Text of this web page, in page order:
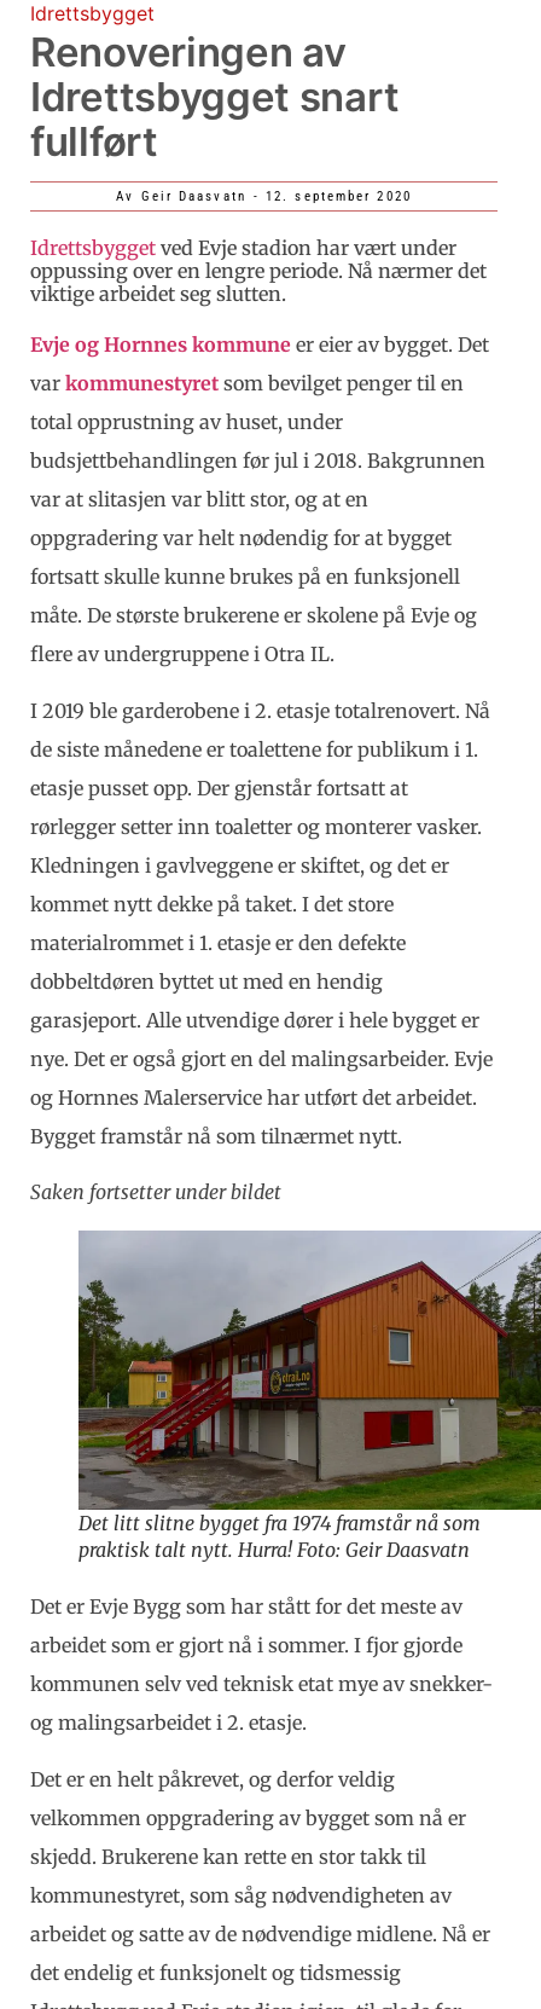
Idrettsbygget
Renoveringen av
Idrettsbygget snart
fullført
Av Geir Daasvatn -12. september 2020
Idrettsbygget ved Evje stadion har vært under
oppussing over en lengre periode. Nå nærmer det
viktige arbeidet seg slutten.
Evje og Hornnes kommune er eier av bygget. Det
var kommunestyret som bevilget penger til en
total opprustning av huset, under
budsjettbehandlingen før jul i 2018. Bakgrunnen
var at slitasjen var blitt stor, og at en
oppgradering var helt nødendig for at bygget
fortsatt skulle kunne brukes på en funksjonell
måte. De største brukerene er skolene på Evje og
flere av undergruppene i Otra IL.
I 2019 ble garderobene i 2. etasje totalrenovert. Nå
de siste månedene er toalettene for publikum i 1.
etasje pusset opp. Der gjenstår fortsatt at
rørlegger setter inn toaletter og monterer vasker.
Kledningen i gavlveggene er skiftet, og det er
kommet nytt dekke på taket. I det store
materialrommet i 1. etasje er den defekte
dobbeltdøren byttet ut med en hendig
garasjeport. Alle utvendige dører i hele bygget er
nye. Det er også gjort en del malingsarbeider. Evje
og Hornnes Malerservice har utført det arbeidet.
Bygget framstår nå som tilnærmet nytt.
Saken fortsetter under bildet
Det litt slitne bygget fra 1974 framstår nå som
praktisk talt nytt. Hurra! Foto: Geir Daasvatn
Det er Evje Bygg som har stått for det meste av
arbeidet som er gjort nå i sommer. I fjor gjorde
kommunen selv ved teknisk etat mye av snekker-
og malingsarbeidet i 2. etasje.
Det er en helt påkrevet, og derfor veldig
velkommen oppgradering av bygget som nå er
skjedd. Brukerene kan rette en stor takk til
kommunestyret, som såg nødvendigheten av
arbeidet og satte av de nødvendige midlene. Nå er
det endelig et funksjonelt og tidsmessig